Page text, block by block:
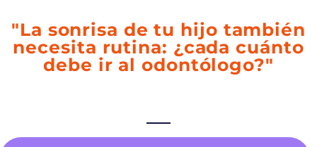
"La sonrisa de tu hijo también
necesita rutina: ¿cada cuánto
debe ir al odontólogo?"